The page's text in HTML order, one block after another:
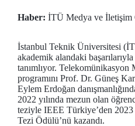
Haber: İTÜ Medya ve İletişim
İstanbul Teknik Üniversitesi
akademik alandaki
tanımlıyor.
programını Prof. Dr. Güneş
Eylem Erdoğan
2022 yılında mezun olan
teziyle IEEE Türkiye’den
Tezi Ödülü’nü kazandı.